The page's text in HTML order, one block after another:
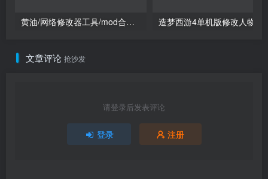
黄油/网络修改器工具/mod合集（点进来查看）
文章评论 抢沙发
请登录后发表评论
登录 注册